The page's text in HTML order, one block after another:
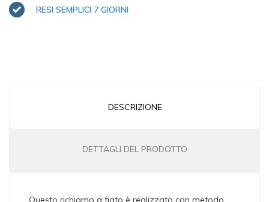
RESI SEMPLICI 7 GIORNI
DESCRIZIONE
DETTAGLI DEL PRODOTTO
Questo richiamo a fiato è realizzato con metodo